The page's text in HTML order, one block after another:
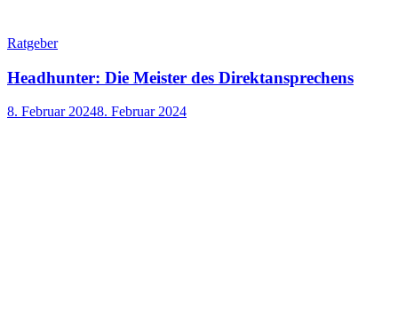
Ratgeber
Headhunter: Die Meister des Direktansprechens
8. Februar 20248. Februar 2024